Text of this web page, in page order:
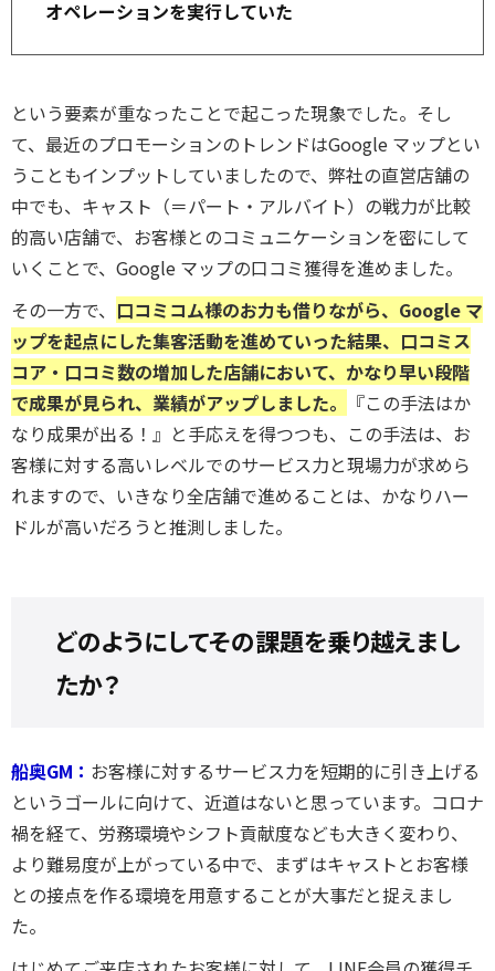
オペレーションを実行していた
という要素が重なったことで起こった現象でした。そし
て、最近のプロモーションのトレンドはGoogle マップとい
うこともインプットしていましたので、弊社の直営店舗の
中でも、キャスト（＝パート・アルバイト）の戦力が比較
的高い店舗で、お客様とのコミュニケーションを密にして
いくことで、Google マップの口コミ獲得を進めました。
その一方で、 口コミコム様のお力も借りながら、Google マ
ップを起点にした集客活動を進めていった結果、口コミス
コア・口コミ数の増加した店舗において、かなり早い段階
で成果が見られ、業績がアップしました。
『この手法はか
なり成果が出る！』と手応えを得つつも、この手法は、お
客様に対する高いレベルでのサービス力と現場力が求めら
れますので、いきなり全店舗で進めることは、かなりハー
ドルが高いだろうと推測しました。
どのようにしてその課題を乗り越えまし
たか？
船奥GM： お客様に対するサービス力を短期的に引き上げる
というゴールに向けて、近道はないと思っています。コロナ
禍を経て、労務環境やシフト貢献度なども大きく変わり、
より難易度が上がっている中で、まずはキャストとお客様
との接点を作る環境を用意することが大事だと捉えまし
た。